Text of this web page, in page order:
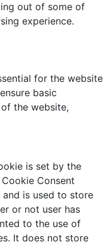
out of some of
experience.
for the website
basic
the website,
is set by the
Cookie Consent
and is used to store
or not user has
to the use of
It does not store